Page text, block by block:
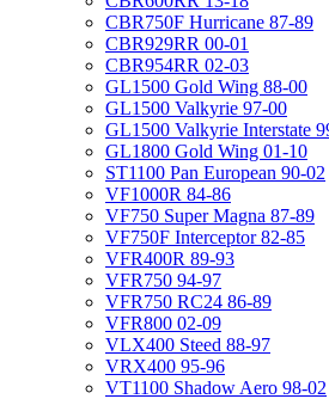
CBR750F Hurricane 87-89
CBR929RR 00-01
CBR954RR 02-03
GL1500 Gold Wing 88-00
GL1500 Valkyrie 97-00
GL1500 Valkyrie Interstate
GL1800 Gold Wing 01-10
ST1100 Pan European 90-02
VF1000R 84-86
VF750 Super Magna 87-89
VF750F Interceptor 82-85
VFR400R 89-93
VFR750 94-97
VFR750 RC24 86-89
VFR800 02-09
VLX400 Steed 88-97
VRX400 95-96
VT1100 Shadow Aero 98-02